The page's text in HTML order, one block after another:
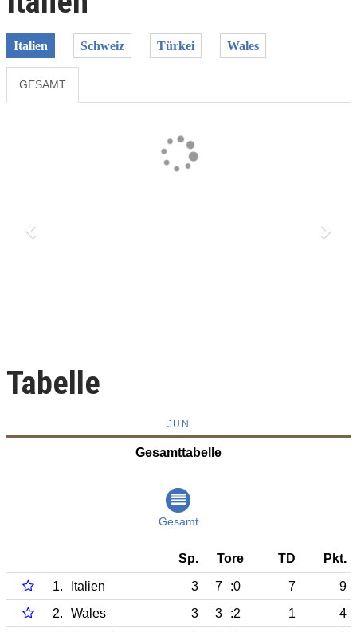
Italien Schweiz Türkei Wales
GESAMT
Tabelle
JUN
Gesamttabelle
Gesamt
Sp. Tore TD Pkt.
1. Italien 3 7 :0 7
9
2.
Wales 3 3 :2 1
4